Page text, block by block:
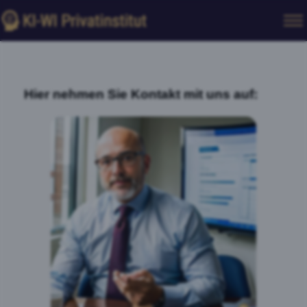
Hier nehmen Sie Kontakt mit uns auf: